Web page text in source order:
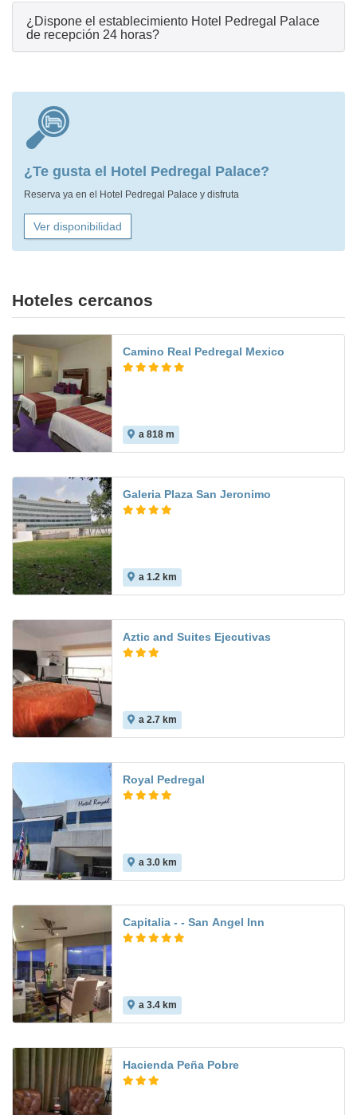
¿Dispone el establecimiento Hotel Pedregal Palace
de recepción 24 horas?
¿Te gusta el Hotel Pedregal Palace?
Reserva ya en el Hotel Pedregal Palace y disfruta
Ver disponibilidad
Hoteles cercanos
Camino Real Pedregal Mexico
a 818 m
Galeria Plaza San Jeronimo
a 1.2 km
Aztic and Suites Ejecutivas
a 2.7 km
Royal Pedregal
a 3.0 km
Capitalia - - San Angel Inn
a 3.4 km
Hacienda Peña Pobre